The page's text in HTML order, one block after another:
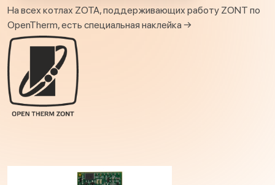
На всех котлах ZOTA, поддерживающих работу ZONT по
OpenTherm, есть специальная наклейка →